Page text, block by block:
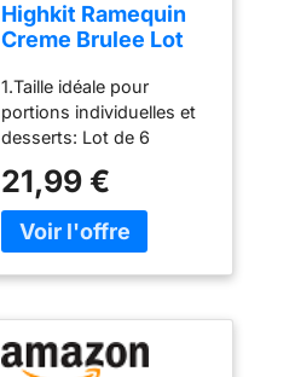
Highkit Ramequin
Creme Brulee Lot
à Soufflé en
Porcelaine
1.Taille idéale pour
portions individuelles et
desserts: Lot de 6
de 9 cm, d'une hauteur
de 5 cm et d'une
contenance de 150 ml
crèmes brûlées,
puddings, muffins,
glaces, mousses au
21,99 €